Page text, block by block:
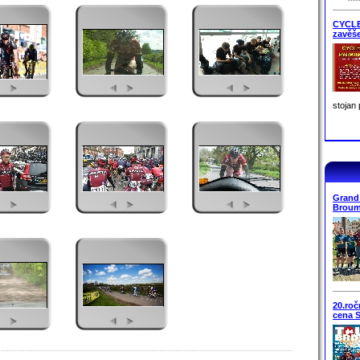
stojan
cena